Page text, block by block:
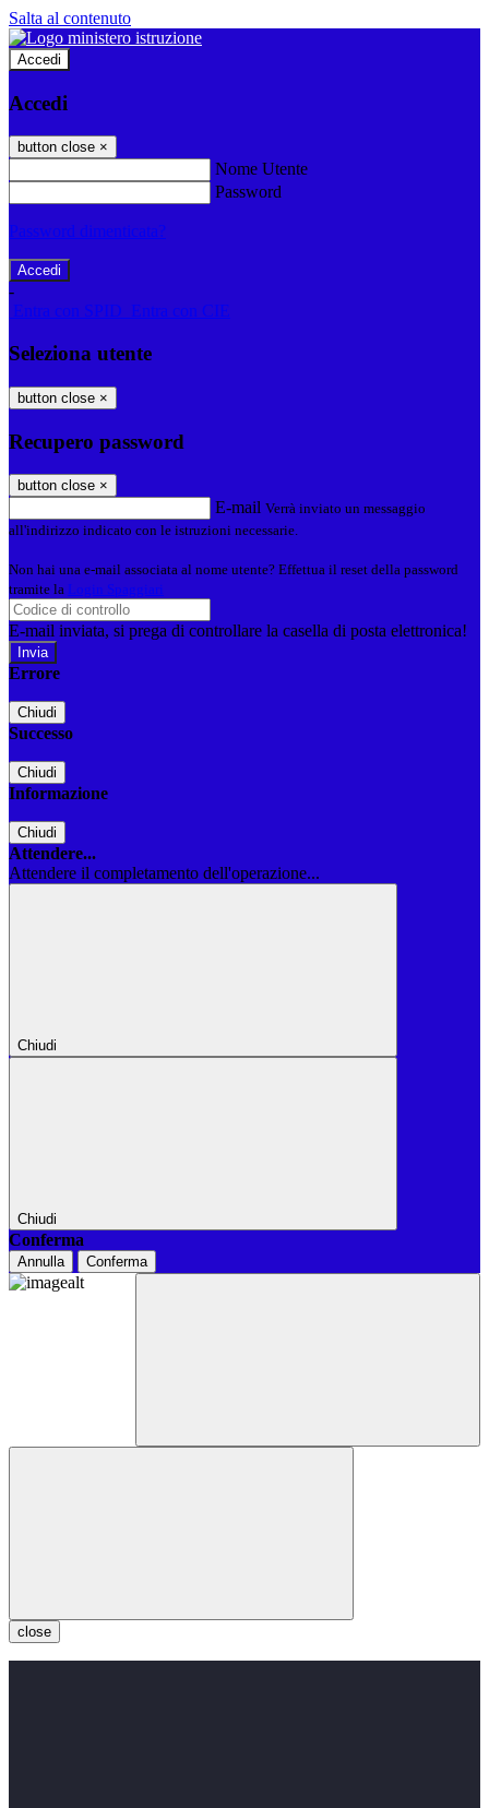
Salta al contenuto
Accedi
Accedi
button close ×
Nome Utente
Password
Password dimenticata?
-
Entra con SPID
Entra con CIE
Seleziona utente
button close ×
Recupero password
button close ×
E-mail Verrà inviato un messaggio
all'indirizzo indicato con le istruzioni necessarie.
Non hai una e-mail associata al nome utente? Effettua il reset della password
tramite la Login Spaggiari
E-mail inviata, si prega di controllare la casella di posta elettronica!
Errore
Chiudi
Successo
Chiudi
Informazione
Chiudi
Attendere...
Attendere il completamento dell'operazione...
Chiudi
Chiudi
Conferma
Annulla Conferma
close